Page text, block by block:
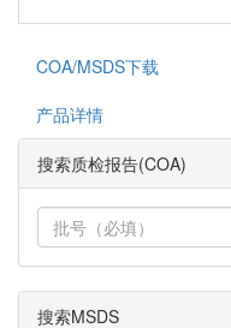
COA/MSDS下载
产品详情
搜索质检报告(COA)
搜索MSDS